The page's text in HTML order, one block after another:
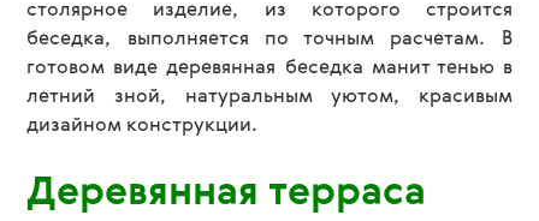
столярное изделие, из которого строится
беседка, выполняется по точным расчетам. В
готовом виде деревянная беседка манит тенью в
летний зной, натуральным уютом, красивым
дизайном конструкции.
Деревянная терраса